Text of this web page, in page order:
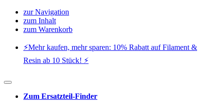
zur Navigation
zum Inhalt
zum Warenkorb
⚡️Mehr kaufen, mehr sparen: 10% Rabatt auf Filament &
Resin ab 10 Stück! ⚡️
Zum Ersatzteil-Finder